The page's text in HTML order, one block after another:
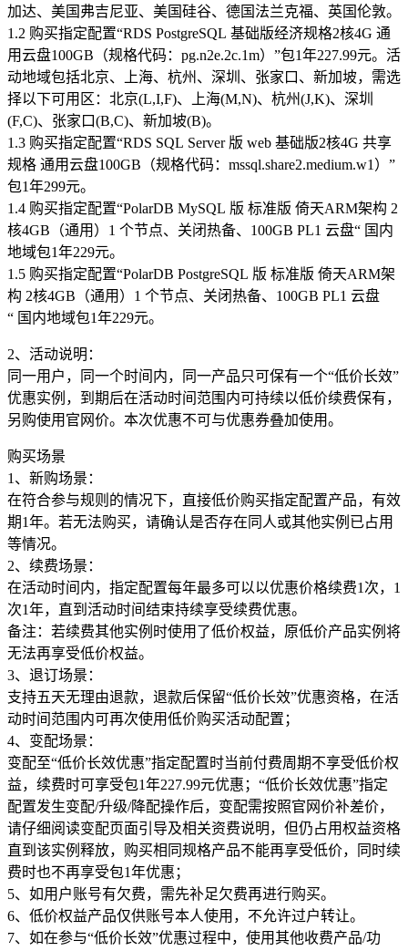
加达、美国弗吉尼亚、美国硅谷、德国法兰克福、英国伦敦。
1.2 购买指定配置“RDS PostgreSQL 基础版经济规格2核4G 通
用云盘100GB（规格代码：pg.n2e.2c.1m）”包1年227.99元。活
动地域包括北京、上海、杭州、深圳、张家口、新加坡，需选
择以下可用区：北京(L,I,F)、上海(M,N)、杭州(J,K)、深圳
(F,C)、张家口(B,C)、新加坡(B)。
1.3 购买指定配置“RDS SQL Server 版 web 基础版2核4G 共享
规格 通用云盘100GB（规格代码：mssql.share2.medium.w1）”
包1年299元。
1.4 购买指定配置“PolarDB MySQL 版 标准版 倚天ARM架构 2
核4GB（通用）1 个节点、关闭热备、100GB PL1 云盘“ 国内
地域包1年229元。
1.5 购买指定配置“PolarDB PostgreSQL 版 标准版 倚天ARM架
构 2核4GB（通用）1 个节点、关闭热备、100GB PL1 云盘
“ 国内地域包1年229元。
2、活动说明：
同一用户，同一个时间内，同一产品只可保有一个“低价长效”
优惠实例，到期后在活动时间范围内可持续以低价续费保有，
另购使用官网价。本次优惠不可与优惠券叠加使用。
购买场景
1、新购场景：
在符合参与规则的情况下，直接低价购买指定配置产品，有效
期1年。若无法购买，请确认是否存在同人或其他实例已占用
等情况。
2、续费场景：
在活动时间内，指定配置每年最多可以以优惠价格续费1次，1
次1年，直到活动时间结束持续享受续费优惠。
备注：若续费其他实例时使用了低价权益，原低价产品实例将
无法再享受低价权益。
3、退订场景：
支持五天无理由退款，退款后保留“低价长效”优惠资格，在活
动时间范围内可再次使用低价购买活动配置；
4、变配场景：
变配至“低价长效优惠”指定配置时当前付费周期不享受低价权
益，续费时可享受包1年227.99元优惠；“低价长效优惠”指定
配置发生变配/升级/降配操作后，变配需按照官网价补差价，
请仔细阅读变配页面引导及相关资费说明，但仍占用权益资格
直到该实例释放，购买相同规格产品不能再享受低价，同时续
费时也不再享受包1年优惠；
5、如用户账号有欠费，需先补足欠费再进行购买。
6、低价权益产品仅供账号本人使用，不允许过户转让。
7、如在参与“低价长效”优惠过程中，使用其他收费产品/功